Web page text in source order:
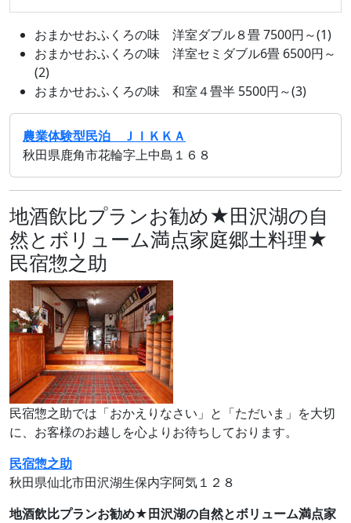
おまかせおふくろの味 洋室ダブル８畳 7500円～(1)
おまかせおふくろの味 洋室セミダブル6畳 6500円～
(2)
おまかせおふくろの味 和室４畳半 5500円～(3)
農業体験型民泊 ＪＩＫＫＡ
秋田県鹿角市花輪字上中島１６８
地酒飲比プランお勧め★田沢湖の自
然とボリューム満点家庭郷土料理★
民宿惣之助
民宿惣之助では「おかえりなさい」と「ただいま」を大切
に、お客様のお越しを心よりお待ちしております。
民宿惣之助
秋田県仙北市田沢湖生保内字阿気１２８
地酒飲比プランお勧め★田沢湖の自然とボリューム満点家